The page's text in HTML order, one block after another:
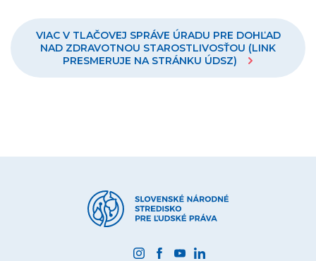
VIAC V TLAČOVEJ SPRÁVE ÚRADU PRE DOHĽAD
NAD ZDRAVOTNOU STAROSTLIVOSŤOU (LINK
PRESMERUJE NA STRÁNKU ÚDSZ)